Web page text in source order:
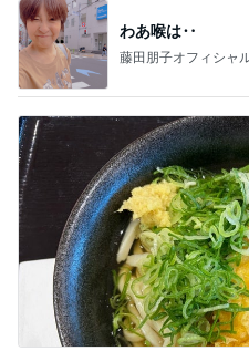
わあ喉は‥
藤田朋子オフィシャ